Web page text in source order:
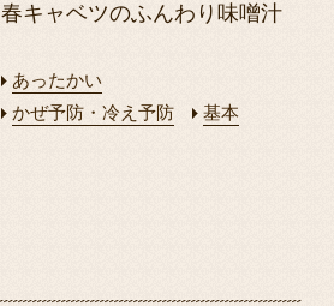
春キャベツのふんわり味噌汁
あったかい
かぜ予防・冷え予防
基本